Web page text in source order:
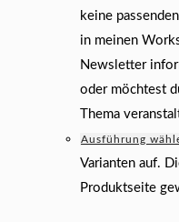
keine
in meinen
Newsletter
oder möchtest
Thema
Ausführung
Varianten auf.
Produktseite